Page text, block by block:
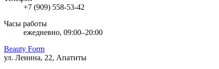
+7 (909) 558-53-42
Часы работы
ежедневно, 09:00–20:00
Beauty Form
ул. Ленина, 22, Апатиты